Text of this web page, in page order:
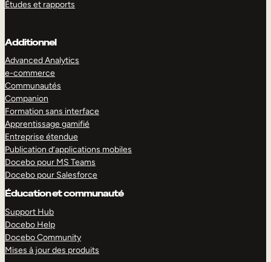
Études et rapports
Additionnel
Advanced Analytics
e-commerce
Communautés
Companion
Formation sans interface
Apprentissage gamifié
Entreprise étendue
Publication d’applications mobiles
Docebo pour MS Teams
Docebo pour Salesforce
Éducation et communauté
Support Hub
Docebo Help
Docebo Community
Mises à jour des produits